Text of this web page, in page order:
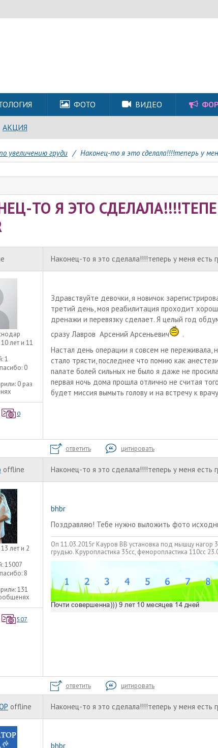
ФОТО ВИДЕО
АКЦИЯ
увеличению груди / Наконец-то я это сделала!!!!теперь у
ТО Я ЭТО
Наконец-то я это сделала!!!!теперь у меня есть
10 лет и 11
1
0
0 раз
0
Здравствуйте девочки, я новичок
третий день, моя реабилитация проходит
дренажи и перевязку сделает. Я целый год
сразу Лавров Арсений Арсеньевич
.
Настал день операции я совсем не переживала,
стало трясти, последнее что помню как
палате болей сильных не было я даже не
первая ночь дома прошла отлично не считая
будет миссия вымыть голову и на встречу к
ответить цитировать
offline Наконец-то я это сделала!!!!теперь у меня есть
13 лет и 2
15007
8
131
507
bhbr
Поздравляю! Тебе нужно выложить фото
Оп 11.03.2015г Кауров ВВ установка под мышцу нагор
грудью. Круропластика 35сс, феморопластика 110сс
ответить цитировать
offline Наконец-то я это сделала!!!!теперь у меня есть
bhbr